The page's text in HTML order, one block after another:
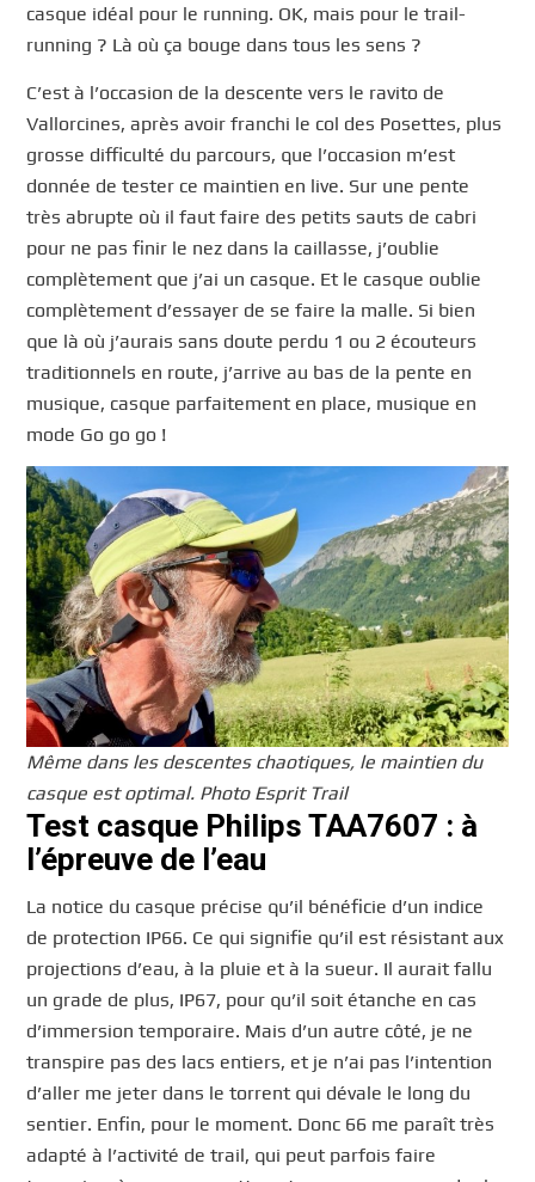
casque idéal pour le running. OK, mais pour le trail-
running ? Là où ça bouge dans tous les sens ?
C’est à l’occasion de la descente vers le ravito de
Vallorcines, après avoir franchi le col des Posettes, plus
grosse difficulté du parcours, que l’occasion m’est
donnée de tester ce maintien en live. Sur une pente
très abrupte où il faut faire des petits sauts de cabri
pour ne pas finir le nez dans la caillasse, j’oublie
complètement que j’ai un casque. Et le casque oublie
complètement d’essayer de se faire la malle. Si bien
que là où j’aurais sans doute perdu 1 ou 2 écouteurs
traditionnels en route, j’arrive au bas de la pente en
musique, casque parfaitement en place, musique en
mode Go go go !
Même dans les descentes chaotiques, le maintien du
casque est optimal. Photo Esprit Trail
Test casque Philips TAA7607 : à
l’épreuve de l’eau
La notice du casque précise qu’il bénéficie d’un indice
de protection IP66. Ce qui signifie qu’il est résistant aux
projections d’eau, à la pluie et à la sueur. Il aurait fallu
un grade de plus, IP67, pour qu’il soit étanche en cas
d’immersion temporaire. Mais d’un autre côté, je ne
transpire pas des lacs entiers, et je n’ai pas l’intention
d’aller me jeter dans le torrent qui dévale le long du
sentier. Enfin, pour le moment. Donc 66 me paraît très
adapté à l’activité de trail, qui peut parfois faire